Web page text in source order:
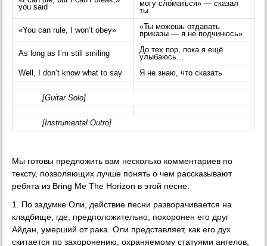
you said
могу сломаться» — сказал
ты
«You can rule, I won’t obey»
«Ты можешь отдавать
приказы — я не подчинюсь»
As long as I’m still smiling
До тех пор, пока я ещё
улыбаюсь…
Well, I don’t know what to say
Я не знаю, что сказать
[Guitar Solo]
[Instrumental Outro]
Мы готовы предложить вам несколько комментариев по
тексту, позволяющих лучше понять о чем рассказывают
ребята из Bring Me The Horizon в этой песне.
1. По задумке Oли, действие песни разворачивается на
кладбище, где, предположительно, похоронен его друг
Айдан, умерший от рака. Оли представляет, как его дух
скитается по захоронению, охраняемому статуями ангелов,